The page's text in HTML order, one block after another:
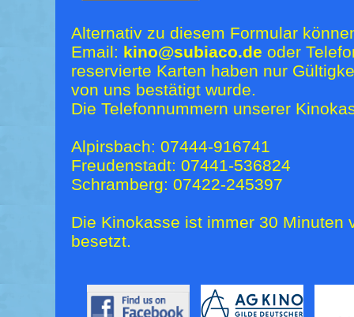
Alternativ zu diesem Formular
Email: kino@subiaco.de oder
reservierte Karten haben nur
von uns bestätigt wurde.
Die Telefonnummern unserer
Alpirsbach: 07444-916741
Freudenstadt: 07441-536824
Schramberg: 07422-245397
Die Kinokasse ist immer 30 Minuten
besetzt.